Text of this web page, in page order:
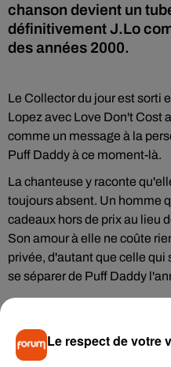
chanson devient un
définitivement J.Lo
des années 2000.
Le Collector du jour est sorti
Lopez avec Love Don't Cost
comme un message à la
Puff Daddy à ce moment-là.
La chanteuse y raconte
toujours absent. Un homme
cadeaux hors de prix au lieu
Son amour à elle ne coûte
privée, d'autant que celle qui
se séparer de Puff Daddy
J.Lo va participer au film
mois après la sortie de la
apparaître sur le générique
Le respect de votre